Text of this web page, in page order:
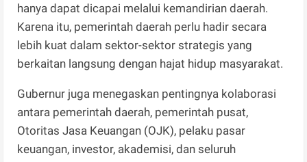
hanya dapat dicapai melalui kemandirian daerah.
Karena itu, pemerintah daerah perlu hadir secara
lebih kuat dalam sektor-sektor strategis yang
berkaitan langsung dengan hajat hidup masyarakat.
Gubernur juga menegaskan pentingnya kolaborasi
antara pemerintah daerah, pemerintah pusat,
Otoritas Jasa Keuangan (OJK), pelaku pasar
keuangan, investor, akademisi, dan seluruh